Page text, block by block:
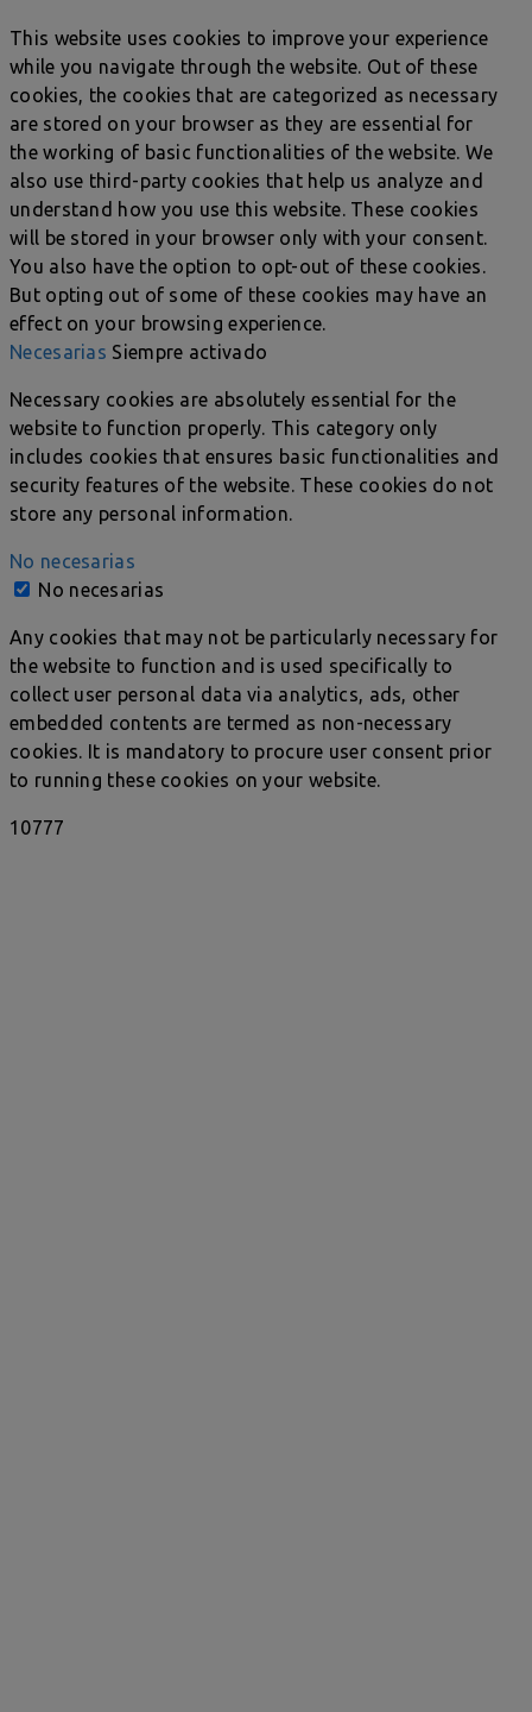
This website uses cookies to improve your experience
while you navigate through the website. Out of these
cookies, the cookies that are categorized as necessary
are stored on your browser as they are essential for
the working of basic functionalities of the website. We
also use third-party cookies that help us analyze and
understand how you use this website. These cookies
will be stored in your browser only with your consent.
You also have the option to opt-out of these cookies.
But opting out of some of these cookies may have an
effect on your browsing experience.
Necesarias Siempre activado
Necessary cookies are absolutely essential for the
website to function properly. This category only
includes cookies that ensures basic functionalities and
security features of the website. These cookies do not
store any personal information.
No necesarias
No necesarias
Any cookies that may not be particularly necessary for
the website to function and is used specifically to
collect user personal data via analytics, ads, other
embedded contents are termed as non-necessary
cookies. It is mandatory to procure user consent prior
to running these cookies on your website.
10777